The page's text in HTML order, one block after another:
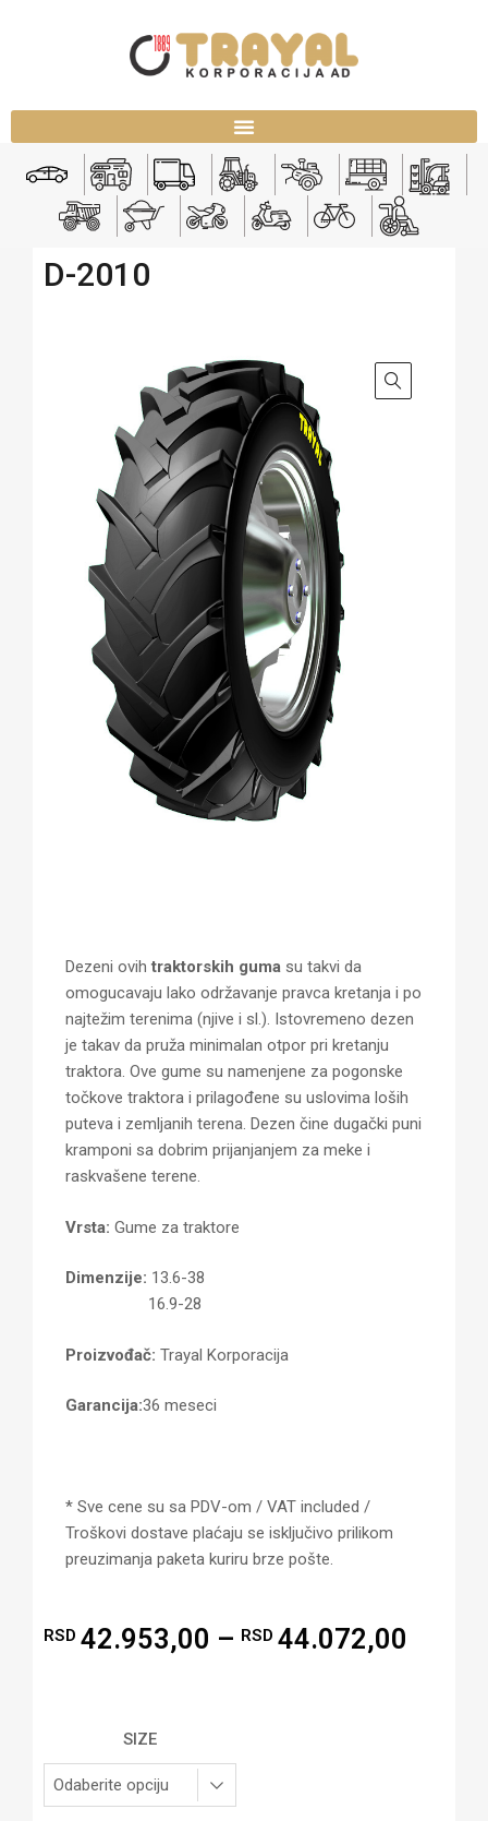
D-2010
Dezeni ovih traktorskih guma su takvi da
omogucavaju lako održavanje pravca kretanja i po
najtežim terenima (njive i sl.). Istovremeno dezen
je takav da pruža minimalan otpor pri kretanju
traktora. Ove gume su namenjene za pogonske
točkove traktora i prilagođene su uslovima loših
puteva i zemljanih terena. Dezen čine dugački puni
kramponi sa dobrim prijanjanjem za meke i
raskvašene terene.
Vrsta: Gume za traktore
Dimenzije: 13.6-38
16.9-28
Proizvođač: Trayal Korporacija
Garancija:36 meseci
* Sve cene su sa PDV-om / VAT included /
Troškovi dostave plaćaju se isključivo prilikom
preuzimanja paketa kuriru brze pošte.
RSD 42.953,00 – RSD 44.072,00
SIZE